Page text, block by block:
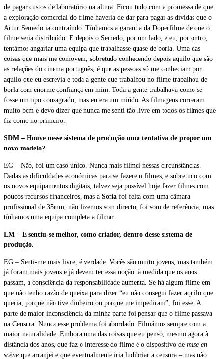
de pagar custos de laboratório na altura. Ficou tudo com a promessa de que
a exploração comercial do filme haveria de dar para pagar as dívidas que o
Artur Semedo ia contraíndo. Tínhamos a garantia da Doperfilme de que o
filme seria distribuído. E depois o Semedo, por um lado, e eu, por outro,
tentámos angariar uma equipa que trabalhasse quase de borla. Uma das
coisas que mais me comovem, sobretudo conhecendo depois aquilo que são
as relações do cinema português, é que as pessoas só me conheciam por
aquilo que eu escrevia e toda a gente que trabalhou no filme trabalhou de
borla com enorme confiança em mim. Toda a gente trabalhava como se
fosse um tipo consagrado, mas eu era um miúdo. As filmagens correram
muito bem e devo dizer que nunca me senti tão livre em todos os filmes que
fiz como no primeiro.
SDM – Houve nesse sistema de produção uma tentativa de propor um
novo modelo?
EG – Não, foi um caso único. Nunca mais filmei nessas circunstâncias.
Dadas as dificuldades económicas para se fazerem filmes, e sobretudo com
os novos equipamentos digitais, talvez seja possível hoje fazer filmes com
poucos recursos financeiros, mas a Sofia foi feita com uma câmara
profissional de 35mm, não fizemos som directo, foi som de referência, mas
tínhamos uma equipa completa a filmar.
LM – E sentiu-se melhor, como criador, dentro desse sistema de
produção.
EG – Senti-me mais livre, é verdade. Vocês são muito jovens, mas também
já foram mais jovens e já devem ter essa noção: à medida que os anos
passam, a consciência da responsabilidade aumenta. Se há algum filme em
que não tenho razão de queixa para dizer “eu não consegui fazer aquilo que
queria, porque não tive dinheiro ou porque me impediram”, foi esse. A
parte de maior inconsciência da minha parte foi pensar que o filme passava
na Censura. Nunca esse problema foi abordado. Filmámos sempre com a
maior naturalidade. Embora uma das coisas que eu penso, mesmo agora à
distância dos anos, que faz o interesse do filme é o dispositivo de mise en
scène que arranjei e que eventualmente iria ludibriar a censura – mas não